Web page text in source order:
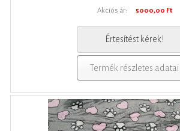
Akciós ár: 5000,00 Ft
Értesítést kérek!
Termék részletes adatai